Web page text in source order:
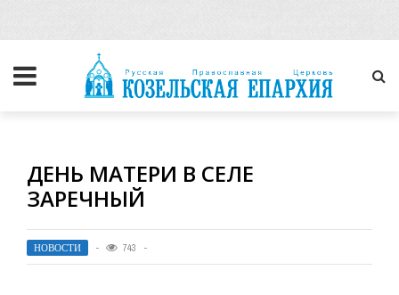
ДЕНЬ МАТЕРИ В СЕЛЕ
ЗАРЕЧНЫЙ
НОВОСТИ 743